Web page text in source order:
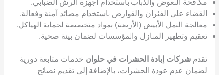
مكافحة البعوض والذباب باستخدام أجهزة الرش الضبابي.
القضاء على الفئران والقوارض باستخدام مصائد آمنة وفعالة.
معالجة النمل الأبيض (الأرضة) بمواد متخصصة لحماية الهياكل.
تعقيم وتطهير المنازل والمؤسسات لضمان بيئة صحية.
تقدم شركات إبادة الحشرات في حلوان خدمات متابعة دورية
لضمان عدم عودة الحشرات، بالإضافة إلى تقديم نصائح